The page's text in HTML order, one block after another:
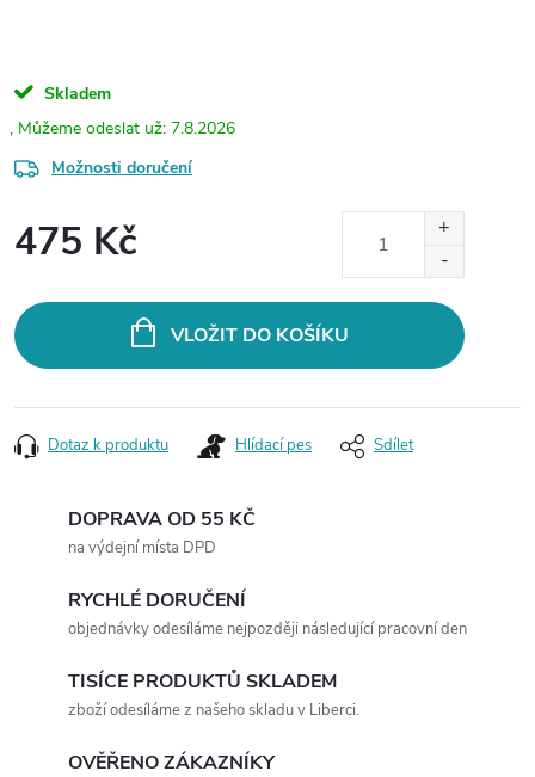
Skladem
7.8.2026
Možnosti doručení
475 Kč
VLOŽIT DO KOŠÍKU
Dotaz k produktu Hlídací pes Sdílet
DOPRAVA OD 55 KČ
na výdejní místa DPD
RYCHLÉ DORUČENÍ
objednávky odesíláme nejpozději následující pracovní den
TISÍCE PRODUKTŮ SKLADEM
zboží odesíláme z našeho skladu v Liberci.
OVĚŘENO ZÁKAZNÍKY